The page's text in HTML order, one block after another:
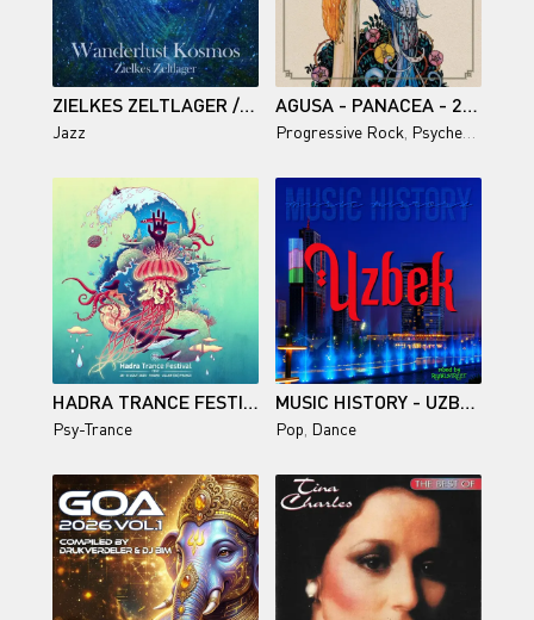
ZIELKES ZELTLAGER / WANDERLUST KOSMOS
Jazz
AGUSA - PANACEA - 2026
Progressive Rock Psychedelic Rock
HADRA TRANCE FESTIVAL 2025
Psy-Trance
MUSIC HISTORY - UZBEK
Pop Dance